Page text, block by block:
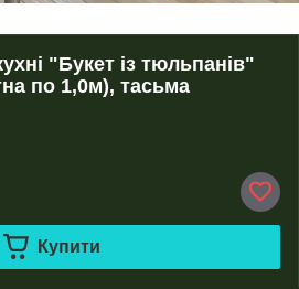
"Букет із тюльпанів"
по 1,0м), тасьма
Купити